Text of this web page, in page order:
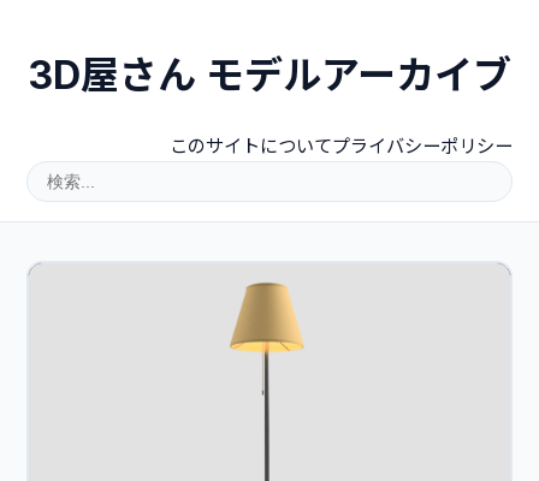
3D屋さん モデルアーカイブ
このサイトについてプライバシーポリシー